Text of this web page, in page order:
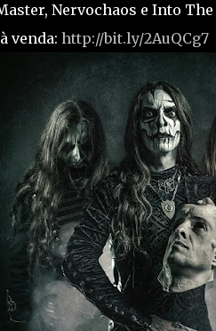
Nervochaos e Into
venda: http://bit.ly/2AuQCg7